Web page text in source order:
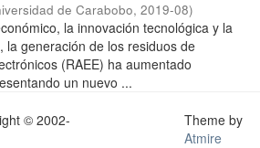
de Carabobo, 2019-08)
la innovación tecnológica y la
la generación de los residuos de
(RAEE) ha aumentado
un nuevo ...
© 2002-
Theme by
Atmire